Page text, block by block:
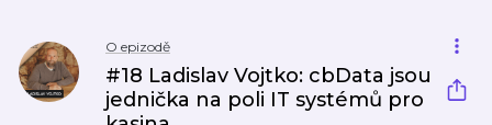
O epizodě
#18 Ladislav Vojtko: cbData jsou
jednička na poli IT systémů pro